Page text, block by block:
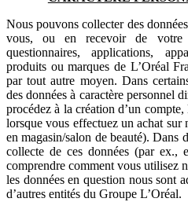
Nous pouvons collecter des
vous, ou en recevoir de votre
questionnaires, applications,
produits ou marques de L’Oréal
par tout autre moyen. Dans
des données à caractère personnel
procédez à la création d’un
lorsque vous effectuez un achat sur
en magasin/salon de beauté). Dans
collecte de ces données (par ex.,
comprendre comment vous utilisez
les données en question nous sont
d’autres entités du Groupe L’Oréal.